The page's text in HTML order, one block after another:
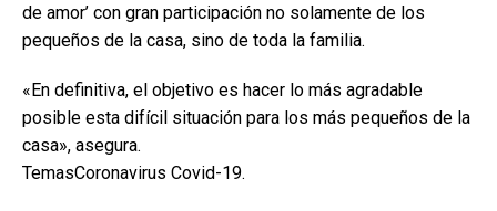
de amor’ con gran participación no solamente de los
pequeños de la casa, sino de toda la familia.
«En definitiva, el objetivo es hacer lo más agradable
posible esta difícil situación para los más pequeños de la
casa», asegura.
TemasCoronavirus Covid-19.